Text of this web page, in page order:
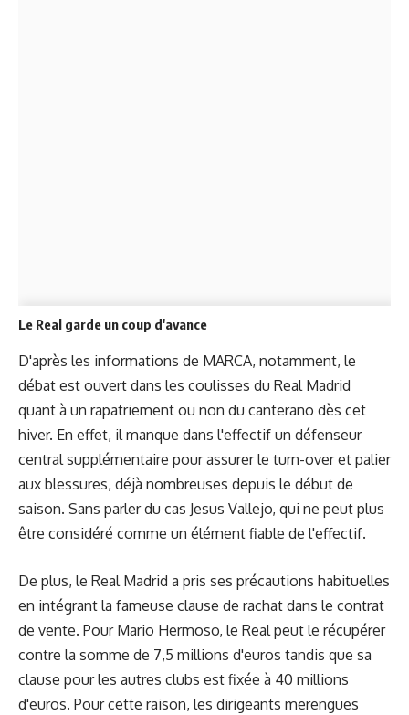
Le Real garde un coup d'avance
D'après les informations de MARCA, notamment, le
débat est ouvert dans les coulisses du Real Madrid
quant à un rapatriement ou non du canterano dès cet
hiver. En effet, il manque dans l'effectif un défenseur
central supplémentaire pour assurer le turn-over et palier
aux blessures, déjà nombreuses depuis le début de
saison. Sans parler du cas Jesus Vallejo, qui ne peut plus
être considéré comme un élément fiable de l'effectif.
De plus, le Real Madrid a pris ses précautions habituelles
en intégrant la fameuse clause de rachat dans le contrat
de vente. Pour Mario Hermoso, le Real peut le récupérer
contre la somme de 7,5 millions d'euros tandis que sa
clause pour les autres clubs est fixée à 40 millions
d'euros. Pour cette raison, les dirigeants merengues